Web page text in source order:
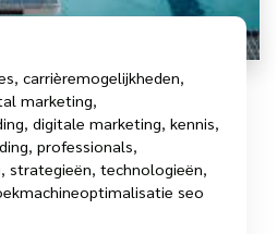
, carrièremogelijkheden,
marketing,
, digitale marketing, kennis,
, professionals,
, strategieën, technologieën,
seo